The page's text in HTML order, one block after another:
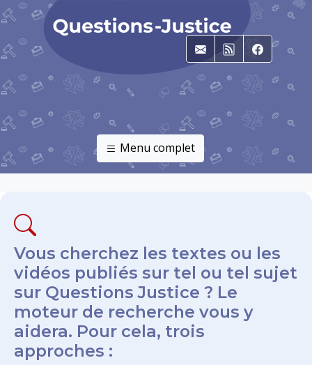
E-mailRSS
Menu complet
Vous cherchez les textes ou les
vidéos publiés sur tel ou tel sujet
sur Questions Justice ? Le
moteur de recherche vous y
aidera. Pour cela, trois
approches :